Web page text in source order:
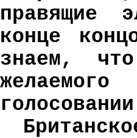
правящие
конце
знаем,